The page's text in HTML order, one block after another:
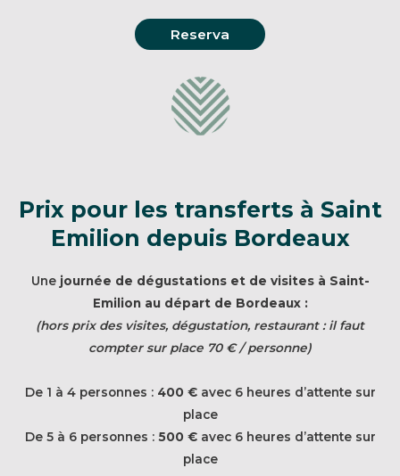
Reserva
Prix pour les transferts à Saint
Emilion depuis Bordeaux
Une journée de dégustations et de visites à Saint-
Emilion au départ de Bordeaux :
(hors prix des visites, dégustation, restaurant : il faut
compter sur place 70 € / personne)
De 1 à 4 personnes : 400 €avec 6 heures d’attente sur
place
De 5 à 6 personnes : 500 € avec 6 heures d’attente sur
place